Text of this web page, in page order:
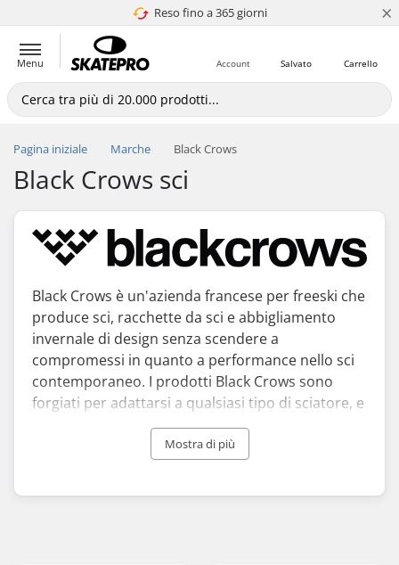
Reso fino a 365 giorni
4.8 di 5 ×
Menu Carrello
Salvato
Account
Pagina iniziale Marche Black Crows
Black Crows sci
Black Crows è un'azienda francese per freeski che
produce sci, racchette da sci e abbigliamento
invernale di design senza scendere a
compromessi in quanto a performance nello sci
contemporaneo. I prodotti Black Crows sono
forgiati per adattarsi a qualsiasi tipo di sciatore, e
sono sviluppati sulla base di quattro criteri: all-
terrain, tutte le condizioni di neve, funzionalità ed
Mostra di più